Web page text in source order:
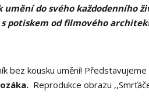
umění do svého každodenního
potiskem od filmového
bez kousku umění!
Reprodukce obrazu